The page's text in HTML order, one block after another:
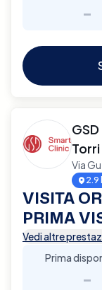
-
Torri
Via
2.9
VISITA
PRIMA
Vedi altre
Prima
-